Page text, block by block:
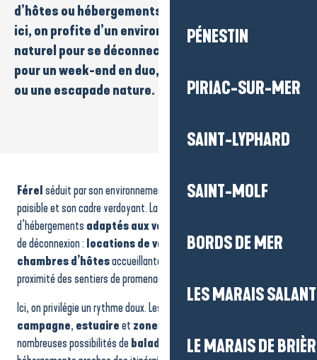
PÉNESTIN
PIRIAC-SUR-MER
SAINT-LYPHARD
SAINT-MOLF
BORDS DE MER
LES MARAIS
LE MARAIS DE
d’hôtes ou hébergements
ici, on profite d’un environnementcalmeet
naturel pour se déconnecter du quotidien. Parfait
pour unweek-end en duo, des
ou une escapade nature.
Férelséduit par son environnement naturel, son atmosphère
paisible et son cadre verdoyant. La commune propose une sélection
d’hébergements adaptés aux voyageurs
de déconnexion : locations de vacancesconfortables,
chambres d’hôtesaccueillantes ou
proximité des sentiers de promenade.
Ici, on privilégie un rythme doux. Les paysages alternent entre
campagne, estuaireet zones naturelles
nombreuses possibilités debalades à pied ouà vélo. Les